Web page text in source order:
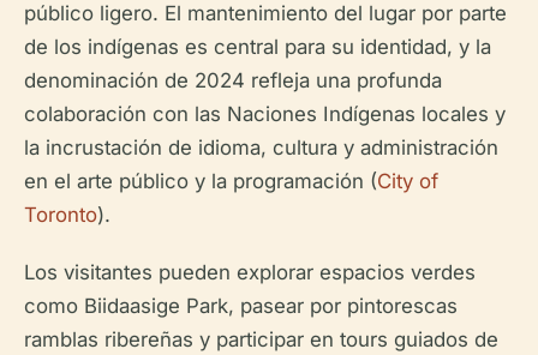
público ligero. El mantenimiento del lugar por parte
de los indígenas es central para su identidad, y la
denominación de 2024 refleja una profunda
colaboración con las Naciones Indígenas locales y
la incrustación de idioma, cultura y administración
en el arte público y la programación (City of
Toronto).
Los visitantes pueden explorar espacios verdes
como Biidaasige Park, pasear por pintorescas
ramblas ribereñas y participar en tours guiados de